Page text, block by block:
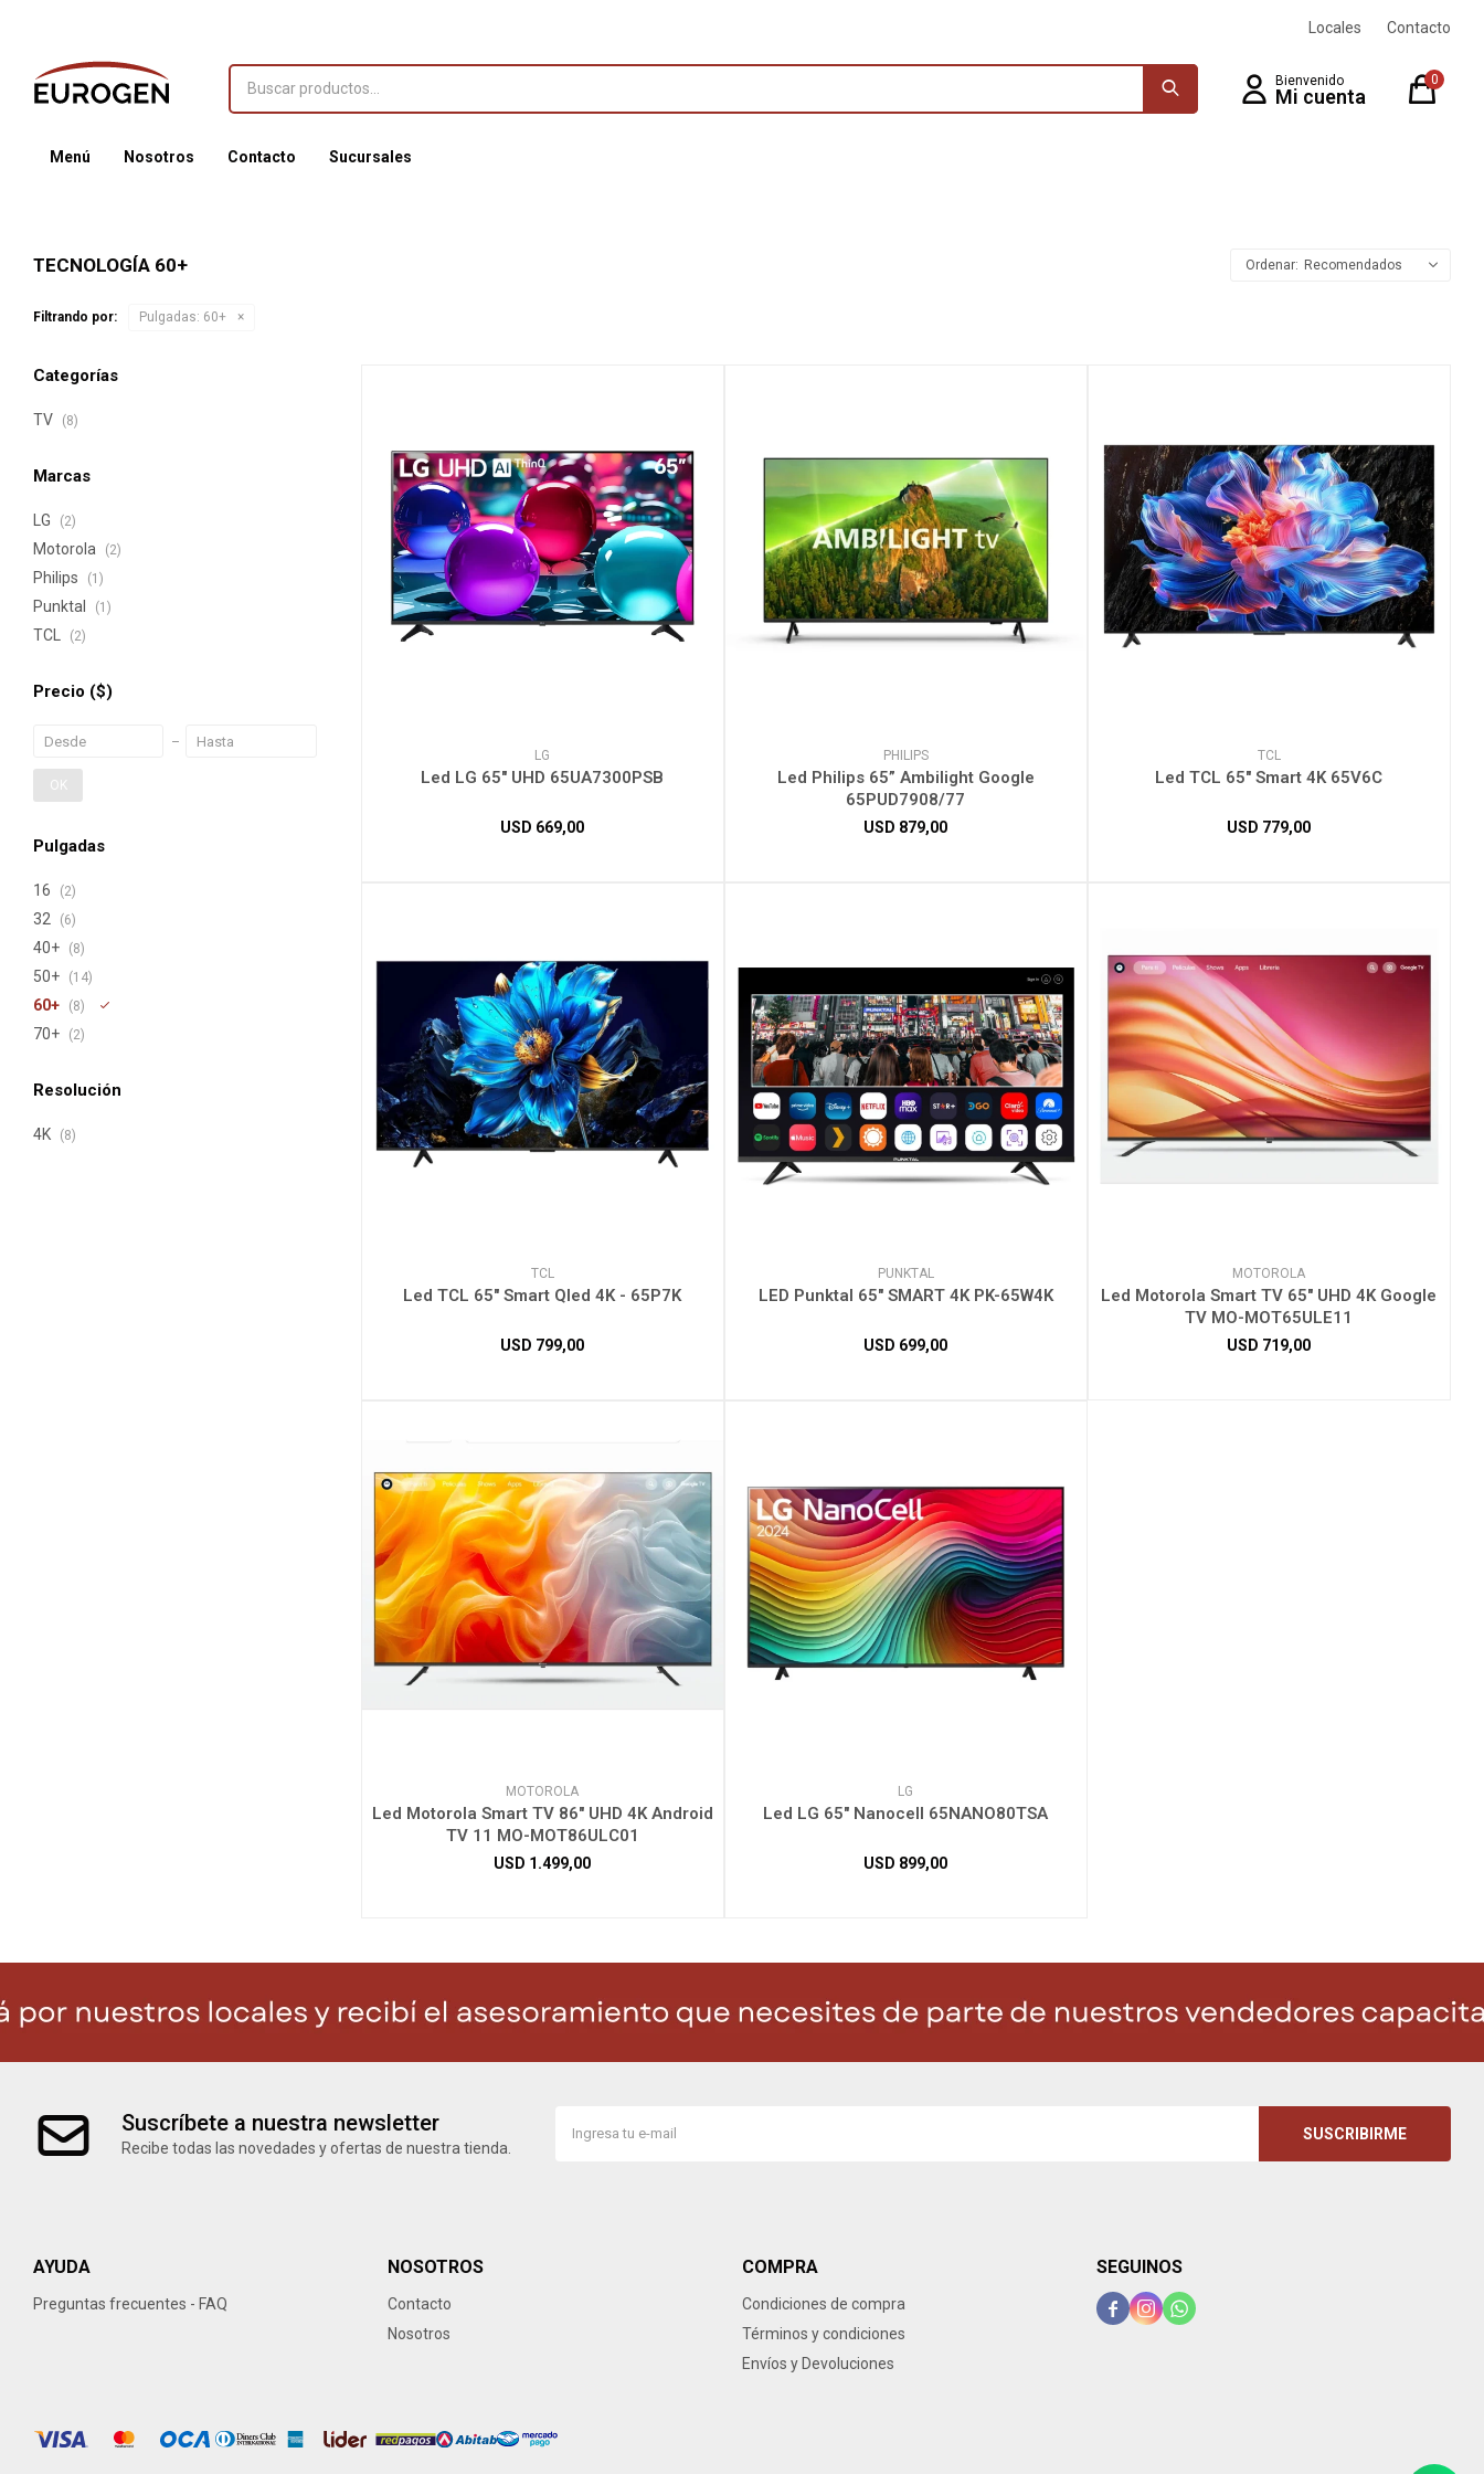
Menú Nosotros Contacto Sucursales
0
Locales Contacto
TECNOLOGÍA 60+ Recomendados
Filtrando por: Pulgadas: 60+
LG
Led LG 65" UHD 65UA7300PSB
USD 669,00
PHILIPS
Led Philips 65” Ambilight Google
65PUD7908/77
USD 879,00
TCL
Led TCL 65" Smart 4K 65V6C
USD 779,00
TCL
Led TCL 65" Smart Qled 4K - 65P7K
USD 799,00
PUNKTAL
LED Punktal 65" SMART 4K PK-65W4K
USD 699,00
MOTOROLA
Led Motorola Smart TV 65" UHD 4K Google
TV MO-MOT65ULE11
USD 719,00
MOTOROLA
Led Motorola Smart TV 86" UHD 4K Android
TV 11 MO-MOT86ULC01
USD 1.499,00
LG
Led LG 65" Nanocell 65NANO80TSA
USD 899,00
Categorías
TV (8)
Marcas
LG (2)
Motorola (2)
Philips (1)
Punktal (1)
TCL (2)
Precio ($)
OK
Pulgadas
16 (2)
32 (6)
40+ (8)
50+ (14)
60+ (8)
70+ (2)
Resolución
4K (8)
Suscríbete a nuestra newsletter
Recibe todas las novedades y ofertas de nuestra tienda.
SUSCRIBIRME
AYUDA
Preguntas frecuentes - FAQ
NOSOTROS
Contacto
Nosotros
COMPRA
Condiciones de compra
Términos y condiciones
Envíos y Devoluciones
SEGUINOS
  